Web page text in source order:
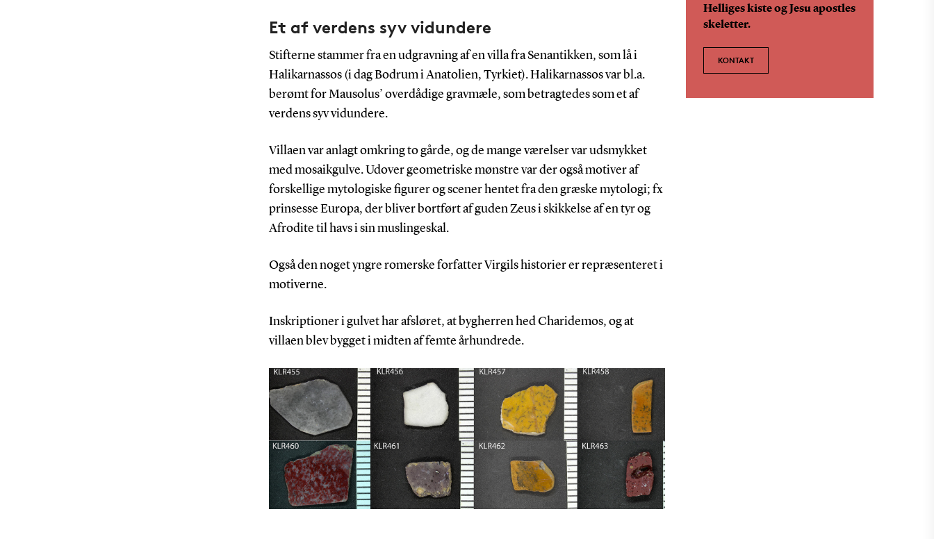
Et af verdens syv vidundere
Stifterne stammer fra en udgravning af en villa fra Senantikken, som lå i
Halikarnassos (i dag Bodrum i Anatolien, Tyrkiet). Halikarnassos var bl.a.
berømt for Mausolus’ overdådige gravmæle, som betragtedes som et af
verdens syv vidundere.
Villaen var anlagt omkring to gårde, og de mange værelser var udsmykket
med mosaikgulve. Udover geometriske mønstre var der også motiver af
forskellige mytologiske figurer og scener hentet fra den græske mytologi; fx
prinsesse Europa, der bliver bortført af guden Zeus i skikkelse af en tyr og
Afrodite til havs i sin muslingeskal.
Også den noget yngre romerske forfatter Virgils historier er repræsenteret i
motiverne.
Inskriptioner i gulvet har afsløret, at bygherren hed Charidemos, og at
villaen blev bygget i midten af femte århundrede.
Helliges kiste og Jesu apostles
skeletter.
KONTAKT